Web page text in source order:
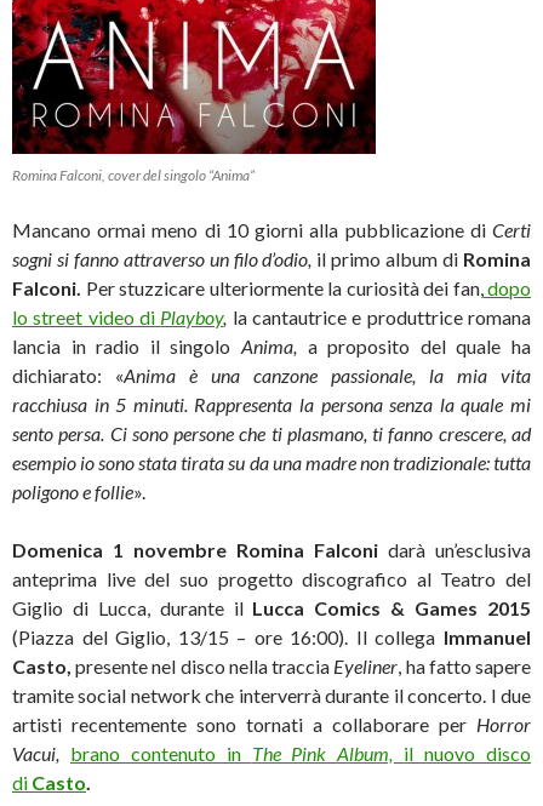
Romina Falconi, cover del singolo “Anima”
Mancano ormai meno di 10 giorni alla pubblicazione di Certi
sogni si fanno attraverso un filo d’odio, il primo album di Romina
Falconi. Per stuzzicare ulteriormente la curiosità dei fan, dopo
lo street video di Playboy, la cantautrice e produttrice romana
lancia in radio il singolo Anima, a proposito del quale ha
dichiarato: «Anima è una canzone passionale, la mia vita
racchiusa in 5 minuti. Rappresenta la persona senza la quale mi
sento persa. Ci sono persone che ti plasmano, ti fanno crescere, ad
esempio io sono stata tirata su da una madre non tradizionale: tutta
poligono e follie».
Domenica 1 novembre Romina Falconi darà un’esclusiva
anteprima live del suo progetto discografico al Teatro del
Giglio di Lucca, durante il Lucca Comics & Games 2015
(Piazza del Giglio, 13/15 – ore 16:00). Il collega Immanuel
Casto,presente nel disco nella traccia Eyeliner , ha fatto sapere
tramite social network che interverrà durante il concerto. I due
artisti recentemente sono tornati a collaborare per Horror
Vacui, brano contenuto in The Pink Album, il nuovo disco
di Casto